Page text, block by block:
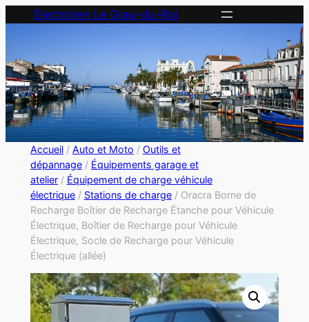
Electricien Le Grau-du-Roi
Accueil/ Auto et Moto / Outils et
dépannage/ Équipements garage et
atelier/ Équipement de charge véhicule
électrique/ Stations de charge/ Oracra Borne de
Recharge Boîtier de Recharge Étanche pour Véhicule
Électrique, Boîtier de Recharge pour Véhicule
Électrique, Socle de Recharge pour Véhicule
Électrique (allée)